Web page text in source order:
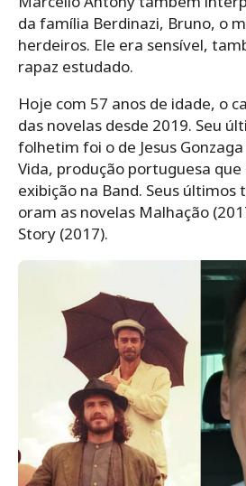
da família Berdinazi, Bruno, o
herdeiros. Ele era sensível,
rapaz estudado.
Hoje com 57 anos de idade, o
das novelas desde 2019. Seu
folhetim foi o de Jesus
Vida, produção portuguesa
exibição na Band. Seus últimos
oram as novelas Malhação
Story (2017).